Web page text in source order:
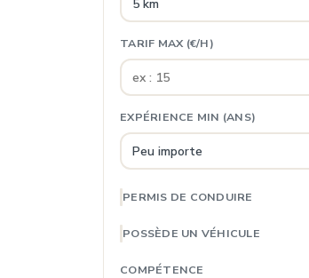
TARIF MAX (€/H)
EXPÉRIENCE MIN (ANS)
PERMIS DE CONDUIRE
POSSÈDE UN VÉHICULE
COMPÉTENCE